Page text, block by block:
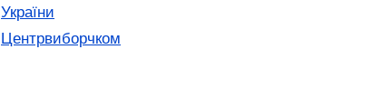
України
Центрвиборчком